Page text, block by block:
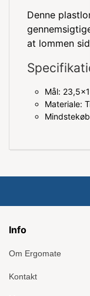
Denne
at lommen
Mål:
Materiale:
Info
Om Ergomate
Kontakt